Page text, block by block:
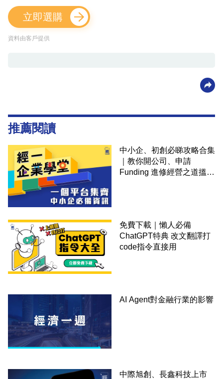
立即選購
資料由客戶提供
推薦閱讀
中小企、初創必睇攻略合集
｜教你開公司、申請
Funding 進修經營之道搵大
免費下載｜懶人必備
ChatGPT特典 改文翻譯打
code指令直接用
AI Agent對金融行業的影響
中際旭創、長鑫科技上市